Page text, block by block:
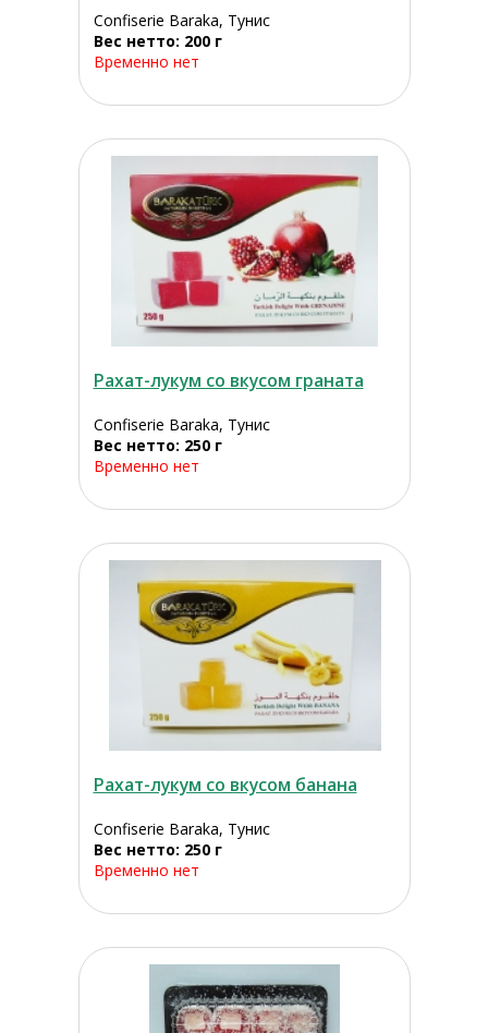
Confiserie Baraka, Тунис
Вес нетто: 200 г
Временно нет
Рахат-лукум со вкусом граната
Confiserie Baraka, Тунис
Вес нетто: 250 г
Временно нет
Рахат-лукум со вкусом банана
Confiserie Baraka, Тунис
Вес нетто: 250 г
Временно нет